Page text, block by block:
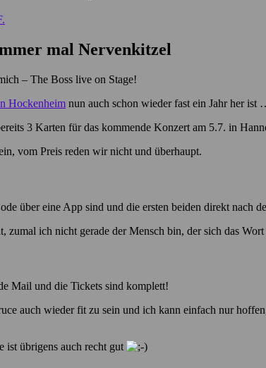
mal Nervenkitzel
– The Boss live on Stage!
Hockenheim nun auch schon wieder fast ein Jahr her ist
3 Karten für das kommende Konzert am 5.7. in
vom Preis reden wir nicht und überhaupt.
über eine App sind und die ersten beiden direkt nach
zumal ich nicht gerade der Mensch bin, der sich das
Mail und die Tickets sind komplett!
auch wieder fit zu sein und ich kann einfach nur
ist übrigens auch recht gut